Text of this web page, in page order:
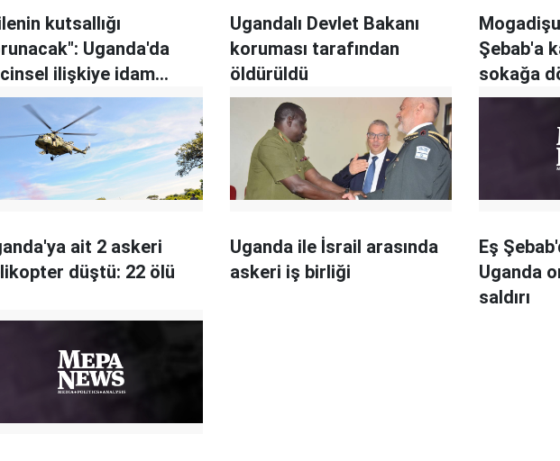
kutsallığı
Uganda'da
ilişkiye idam
yürürlükte
Ugandalı Devlet Bakanı
koruması tarafından
öldürüldü
Şebab'a
sokağa
ait 2 askeri
düştü: 22 ölü
Uganda ile İsrail arasında
askeri iş birliği
Eş
Uganda
saldırı